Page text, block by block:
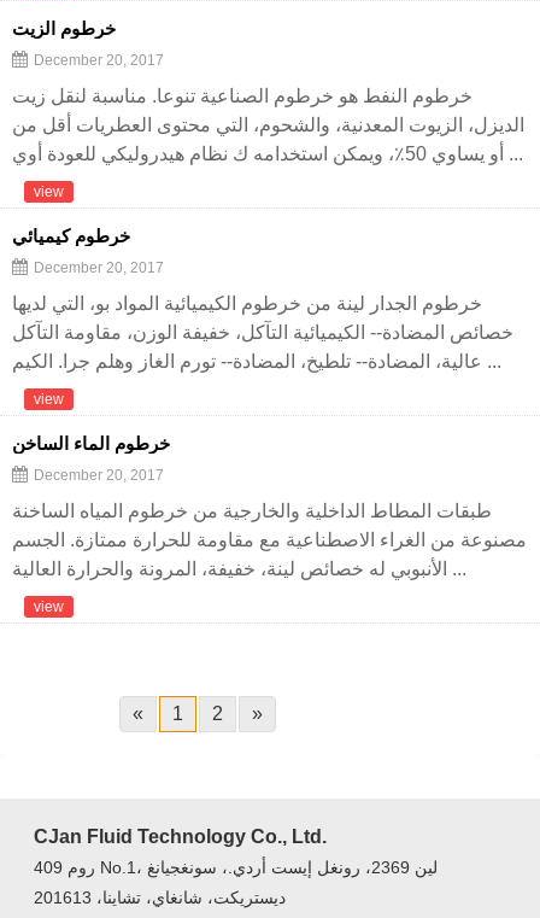
خرطوم الزيت
December 20, 2017
خرطوم النفط هو خرطوم الصناعية تنوعا. مناسبة لنقل زيت
الديزل، الزيوت المعدنية، والشحوم، التي محتوى العطريات أقل من
أو يساوي 50٪، ويمكن استخدامه ك نظام هيدروليكي للعودة أوي ...
view
خرطوم كيميائي
December 20, 2017
خرطوم الجدار لينة من خرطوم الكيميائية المواد بو، التي لديها
خصائص المضادة-- الكيميائية التآكل، خفيفة الوزن، مقاومة التآكل
عالية، المضادة-- تلطيخ، المضادة-- تورم الغاز وهلم جرا. الكيم ...
view
خرطوم الماء الساخن
December 20, 2017
طبقات المطاط الداخلية والخارجية من خرطوم المياه الساخنة
مصنوعة من الغراء الاصطناعية مع مقاومة للحرارة ممتازة. الجسم
الأنبوبي له خصائص لينة، خفيفة، المرونة والحرارة العالية ...
view
« 1 2 »
CJan Fluid Technology Co., Ltd.
روم 409 No.1، لين 2369، رونغل إيست أردي.، سونغجيانغ
ديستريكت، شانغاي، تشاينا، 201613